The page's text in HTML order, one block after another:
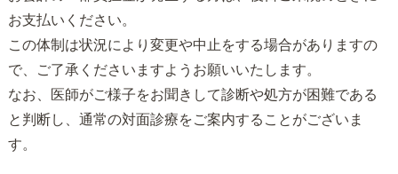
お支払いください。
この体制は状況により変更や中止をする場合がありますの
で、ご了承くださいますようお願いいたします。
なお、医師がご様子をお聞きして診断や処方が困難である
と判断し、通常の対面診療をご案内することがございま
す。